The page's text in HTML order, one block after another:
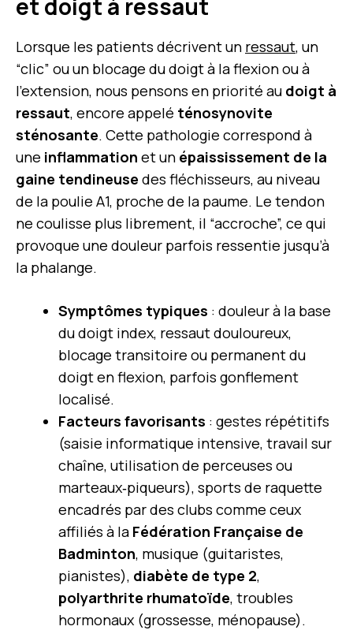
et doigt à ressaut
Lorsque les patients décrivent un ressaut, un
“clic” ou un blocage du doigt à la flexion ou à
l’extension, nous pensons en priorité au doigt à
ressaut, encore appelé ténosynovite
sténosante. Cette pathologie correspond à
une inflammation et un épaississement de la
gaine tendineuse des fléchisseurs, au niveau
de la poulie A1, proche de la paume. Le tendon
ne coulisse plus librement, il “accroche”, ce qui
provoque une douleur parfois ressentie jusqu’à
la phalange.
Symptômes typiques : douleur à la base
du doigt index, ressaut douloureux,
blocage transitoire ou permanent du
doigt en flexion, parfois gonflement
localisé.
Facteurs favorisants : gestes répétitifs
(saisie informatique intensive, travail sur
chaîne, utilisation de perceuses ou
marteaux‑piqueurs), sports de raquette
encadrés par des clubs comme ceux
affiliés à la Fédération Française de
Badminton, musique (guitaristes,
pianistes), diabète de type 2,
polyarthrite rhumatoïde, troubles
hormonaux (grossesse, ménopause).